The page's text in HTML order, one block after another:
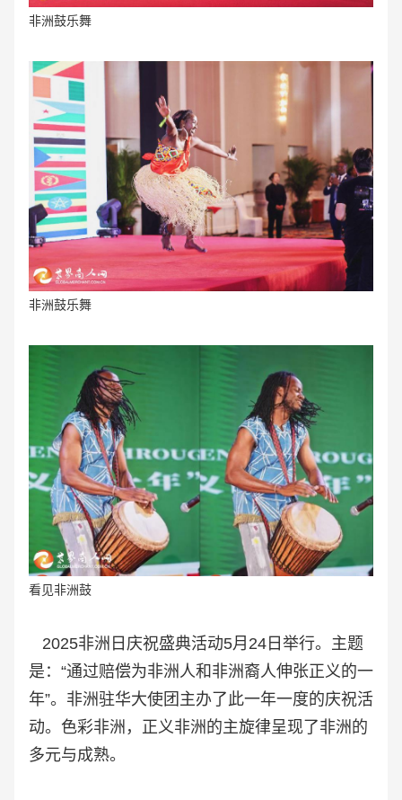
非洲鼓乐舞
非洲鼓乐舞
看见非洲鼓
2025非洲日庆祝盛典活动5月24日举行。主题
是：“通过赔偿为非洲人和非洲裔人伸张正义的一
年”。非洲驻华大使团主办了此一年一度的庆祝活
动。色彩非洲，正义非洲的主旋律呈现了非洲的
多元与成熟。